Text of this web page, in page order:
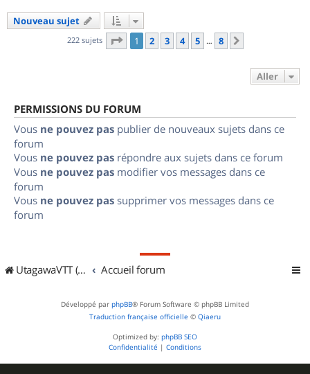
Nouveau sujet
222 sujets Page 1sur
1 2 3 4 5 … 8
Aller
PERMISSIONS DU FORUM
Vous ne pouvez pas publier de nouveaux sujets dans ce
forum
Vous ne pouvez pas répondre aux sujets dans ce forum
Vous ne pouvez pas modifier vos messages dans ce
forum
Vous ne pouvez pas supprimer vos messages dans ce
forum
UtagawaVTT (Randos VTT et VTTAE avec traces GPS) Accueil forum
Développé par phpBB® Forum Software © phpBB Limited
Traduction française officielle © Qiaeru
Optimized by: phpBB SEO
Confidentialité | Conditions